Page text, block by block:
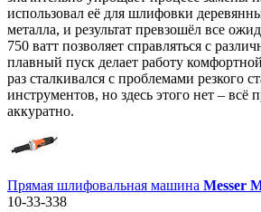
использовал её для шлифовки
металла, и результат превзошёл все
750 ватт позволяет справляться с
плавный пуск делает работу
раз сталкивался с проблемами резкого
инструментов, но здесь этого нет – всё
аккуратно.
Прямая шлифовальная машина Messer
10-33-338